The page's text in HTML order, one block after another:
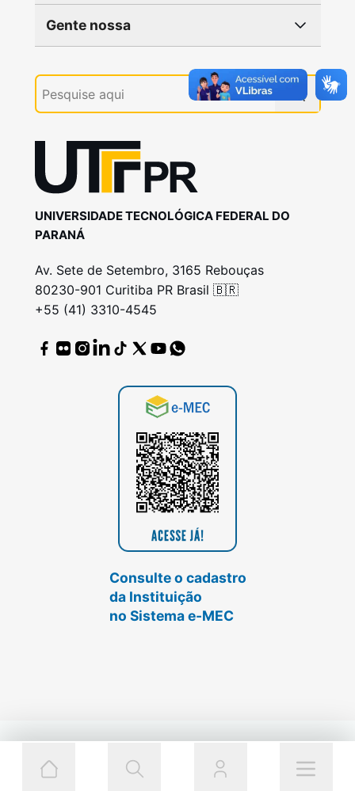
Gente nossa
UNIVERSIDADE TECNOLÓGICA FEDERAL DO
PARANÁ
Av. Sete de Setembro, 3165 Rebouças
80230-901 Curitiba PR Brasil 🇧🇷
+55 (41) 3310-4545
Consulte o cadastro
da Instituição
no Sistema e-MEC